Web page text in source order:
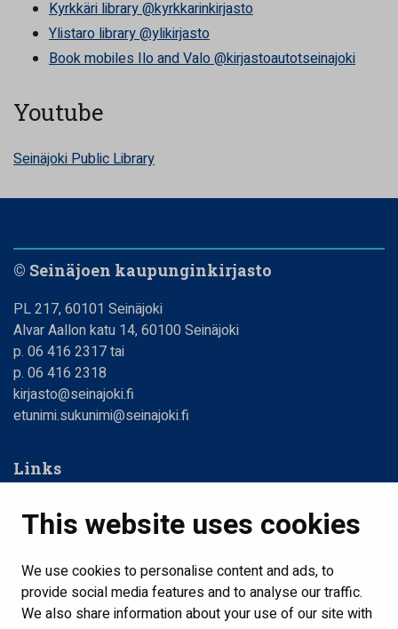
This website uses cookies
We use cookies to personalise content and ads, to
provide social media features and to analyse our traffic.
We also share information about your use of our site with
Kyrkkäri library @kyrkkarinkirjasto
Ylistaro library @ylikirjasto
Book mobiles Ilo and Valo @kirjastoautotseinajoki
Youtube
Seinäjoki Public Library
© Seinäjoen kaupunginkirjasto
PL 217, 60101 Seinäjoki
Alvar Aallon katu 14, 60100 Seinäjoki
p. 06 416 2317 tai
p. 06 416 2318
kirjasto@seinajoki.fi
etunimi.sukunimi@seinajoki.fi
Links
Web Library
Libraries, opening hours
Contact us
Home